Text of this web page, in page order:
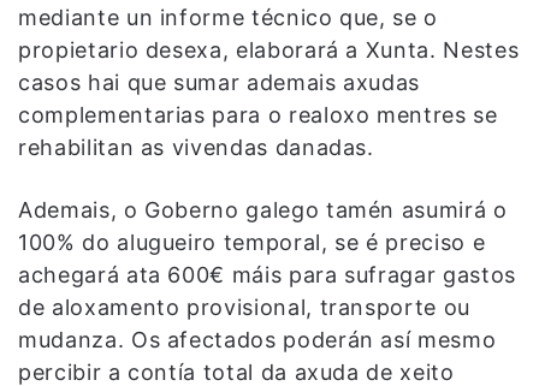
mediante un informe técnico que, se o
propietario desexa, elaborará a Xunta. Nestes
casos hai que sumar ademais axudas
complementarias para o realoxo mentres se
rehabilitan as vivendas danadas.
Ademais, o Goberno galego tamén asumirá o
100% do alugueiro temporal, se é preciso e
achegará ata 600€ máis para sufragar gastos
de aloxamento provisional, transporte ou
mudanza. Os afectados poderán así mesmo
percibir a contía total da axuda de xeito